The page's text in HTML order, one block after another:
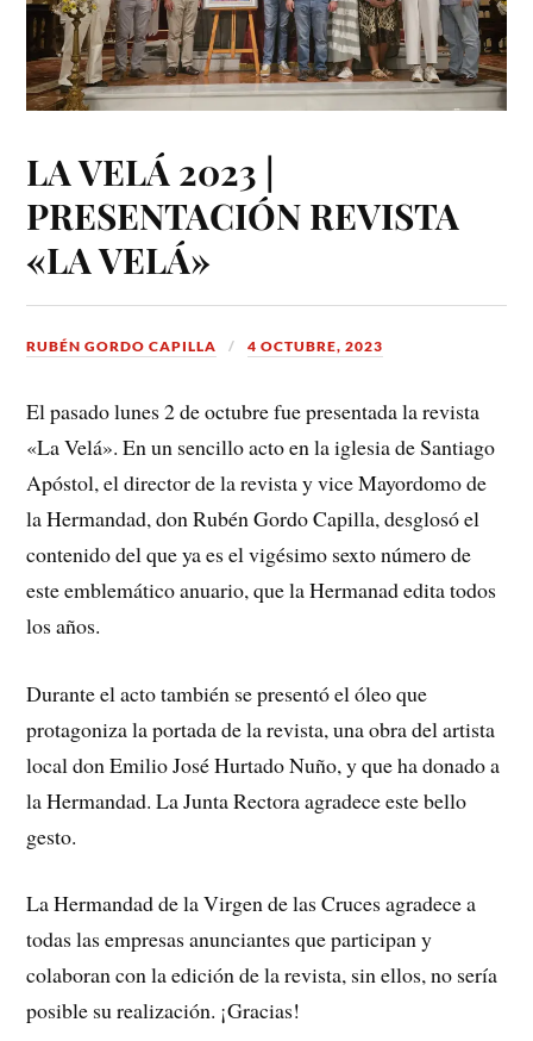
LA VELÁ 2023 |
PRESENTACIÓN REVISTA
«LA VELÁ»
RUBÉN GORDO CAPILLA 4 OCTUBRE, 2023
El pasado lunes 2 de octubre fue presentada la revista
«La Velá». En un sencillo acto en la iglesia de Santiago
Apóstol, el director de la revista y vice Mayordomo de
la Hermandad, don Rubén Gordo Capilla, desglosó el
contenido del que ya es el vigésimo sexto número de
este emblemático anuario, que la Hermanad edita todos
los años.
Durante el acto también se presentó el óleo que
protagoniza la portada de la revista, una obra del artista
local don Emilio José Hurtado Nuño, y que ha donado a
la Hermandad. La Junta Rectora agradece este bello
gesto.
La Hermandad de la Virgen de las Cruces agradece a
todas las empresas anunciantes que participan y
colaboran con la edición de la revista, sin ellos, no sería
posible su realización. ¡Gracias!